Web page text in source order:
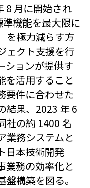
8 月に開始され
機能を最大限に
を極力減らす方
ェクト支援を行
ションが提供す
を活用すること
要件に合わせた
結果、2023 年 6
社の約 1400 名
業務システムと
日本技術開発
業務の効率化と
構築を図る。